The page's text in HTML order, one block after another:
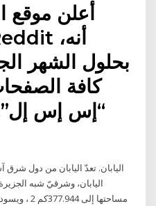
أعلن موقع
بحلول الشهر
كافة
“إس إس إل”.
اليابان. تعدّ اليابان من دول شرق
اليابان، وشرقيّ شبه
مساحتها إلى